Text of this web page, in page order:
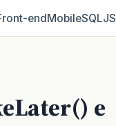
MobileSQLJS
e